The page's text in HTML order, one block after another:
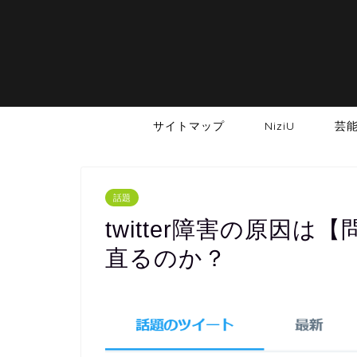
サイトマップ NiziU 芸
話題
twitter障害の原因は【
直るのか？